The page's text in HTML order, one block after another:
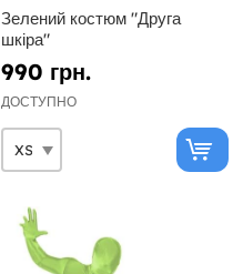
Зелений костюм "Друга
шкіра"
990 грн.
ДОСТУПНО